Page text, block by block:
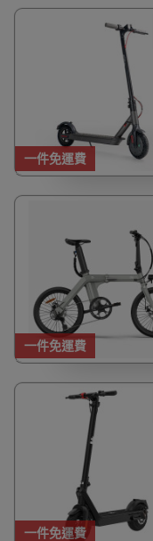
一件免運費
一件免運費
一件免運費